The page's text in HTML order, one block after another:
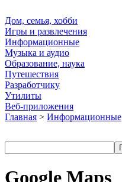
Дом, семья, хобби
Игры и развлечения
Информационные
Музыка и аудио
Образование, наука
Путешествия
Разработчику
Утилиты
Веб-приложения
Главная > Информационные
Google Maps